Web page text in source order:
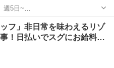
[勤務地・最寄
長岡営業所 ...
フ」非日常を味わえるリゾ
！日払いでスグにお給料…